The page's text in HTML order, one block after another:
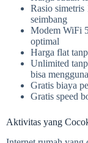
Rasio simetris
seimbang
Modem WiFi
optimal
Harga flat
Unlimited
bisa
Gratis biaya
Gratis speed
Aktivitas yang